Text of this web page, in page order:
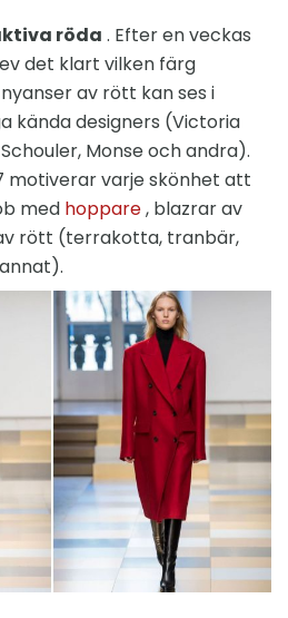
röda . Efter en veckas
det klart vilken färg
av rött kan ses i
kända designers (Victoria
Monse och andra).
motiverar varje skönhet att
med hoppare, blazrar av
rött (terrakotta, tranbär,